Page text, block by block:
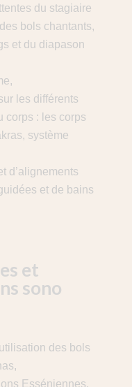
du stagiaire
bols chantants,
et du diapason
les différents
corps : les corps
système
d’alignements
et de bains
et
sono
des bols
Esséniennes,